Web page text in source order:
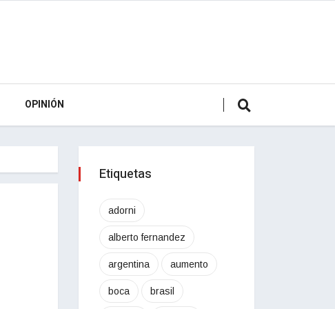
OPINIÓN
Etiquetas
adorni
alberto fernandez
argentina aumento
boca brasil